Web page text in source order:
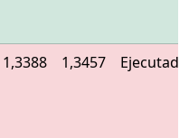
1,3388 1,3457 Ejecutado